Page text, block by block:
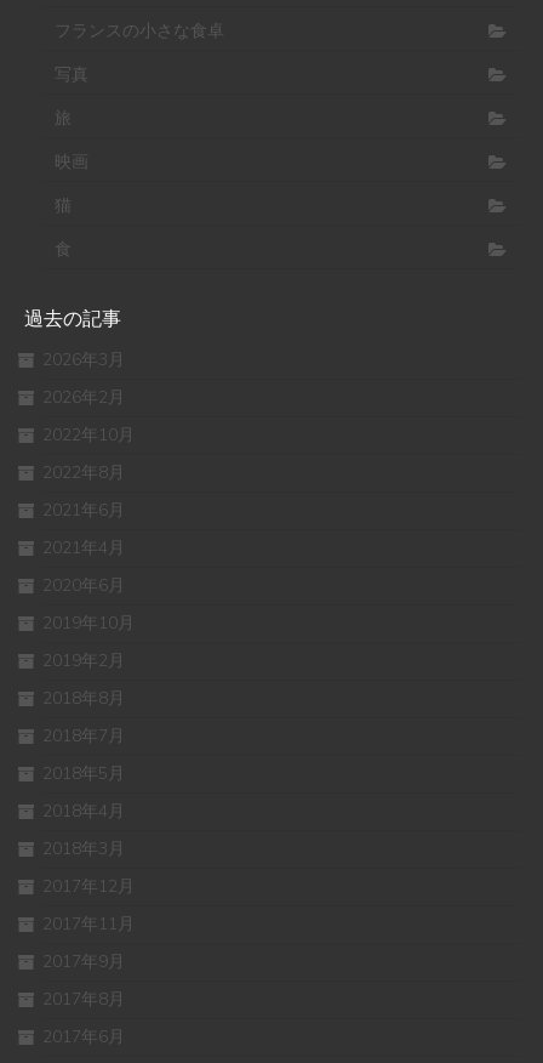
フランスの小さな食卓
写真
旅
映画
猫
食
過去の記事
2026年3月
2026年2月
2022年10月
2022年8月
2021年6月
2021年4月
2020年6月
2019年10月
2019年2月
2018年8月
2018年7月
2018年5月
2018年4月
2018年3月
2017年12月
2017年11月
2017年9月
2017年8月
2017年6月